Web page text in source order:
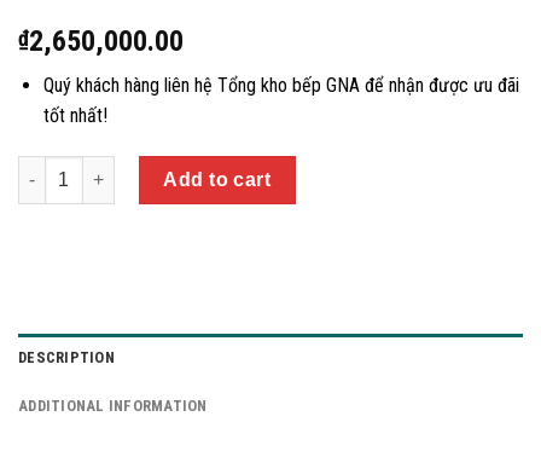
₫2,650,000.00
Quý khách hàng liên hệ Tổng kho bếp GNA để nhận được ưu đãi
tốt nhất!
Quantity
Add to cart
DESCRIPTION
ADDITIONAL INFORMATION